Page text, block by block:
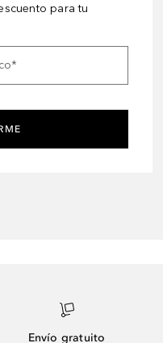
para tu
*
Envío gratuito